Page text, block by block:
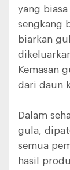
yang
sengkang
biarkan
Kemasan
dari daun
Dalam
gula,
semua
hasil